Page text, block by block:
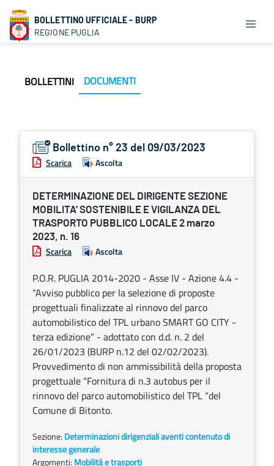
BOLLETTINO UFFICIALE - BURP
REGIONE PUGLIA
BOLLETTINI DOCUMENTI
Bollettino n° 23 del 09/03/2023
Scarica Ascolta
DETERMINAZIONE DEL DIRIGENTE SEZIONE
MOBILITA’ SOSTENIBILE E VIGILANZA DEL
TRASPORTO PUBBLICO LOCALE 2 marzo
2023, n. 16
Scarica Ascolta
P.O.R. PUGLIA 2014-2020 - Asse IV - Azione 4.4 -
“Avviso pubblico per la selezione di proposte
progettuali finalizzate al rinnovo del parco
automobilistico del TPL urbano SMART GO CITY -
terza edizione” - adottato con d.d. n. 2 del
26/01/2023 (BURP n.12 del 02/02/2023).
Provvedimento di non ammissibilità della proposta
progettuale “Fornitura di n.3 autobus per il
rinnovo del parco automobilistico del TPL “del
Comune di Bitonto.
Sezione: Determinazioni dirigenziali aventi contenuto di
interesse generale
Argomenti: Mobilità e trasporti